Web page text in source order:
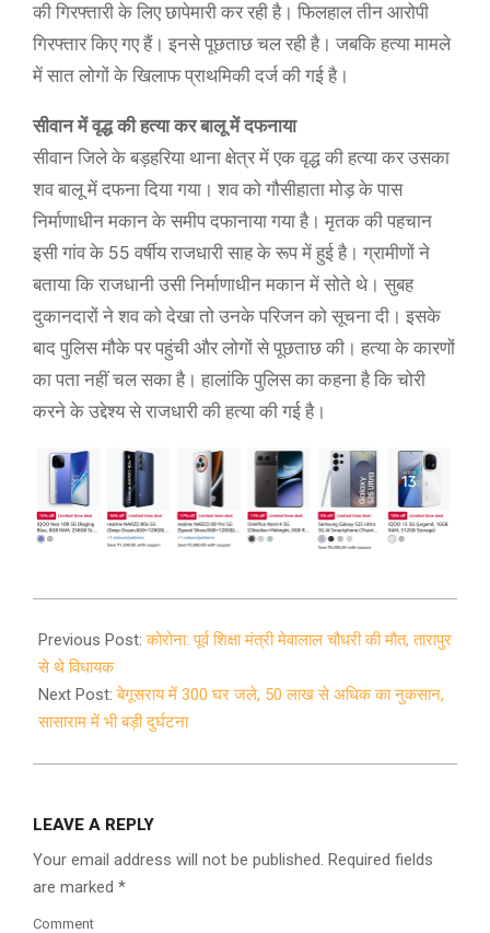
की गिरफ्तारी के लिए छापेमारी कर रही है। फिलहाल तीन आरोपी
गिरफ्तार किए गए हैं। इनसे पूछताछ चल रही है। जबकि हत्या मामले
में सात लोगों के खिलाफ प्राथमिकी दर्ज की गई है।
सीवान में वृद्ध की हत्या कर बालू में दफनाया
सीवान जिले के बड़हरिया थाना क्षेत्र में एक वृद्ध की हत्या कर उसका
शव बालू में दफना दिया गया। शव को गौसीहाता मोड़ के पास
निर्माणाधीन मकान के समीप दफानाया गया है। मृतक की पहचान
इसी गांव के 55 वर्षीय राजधारी साह के रूप में हुई है। ग्रामीणों ने
बताया कि राजधानी उसी निर्माणाधीन मकान में सोते थे। सुबह
दुकानदारों ने शव को देखा तो उनके परिजन को सूचना दी। इसके
बाद पुलिस मौके पर पहुंची और लोगों से पूछताछ की। हत्या के कारणों
का पता नहीं चल सका है। हालांकि पुलिस का कहना है कि चोरी
करने के उद्देश्य से राजधारी की हत्या की गई है।
04-
19
Previous Post:कोरोना: पूर्व शिक्षा मंत्री मेवालाल चौधरी की मौत, तारापुर
से थे विधायक
Next Post:बेगूसराय में 300 घर जले, 50 लाख से अधिक का नुकसान,
सासाराम में भी बड़ी दुर्घटना
LEAVE A REPLY
Your email address will not be published. Required fields
are marked *
Comment